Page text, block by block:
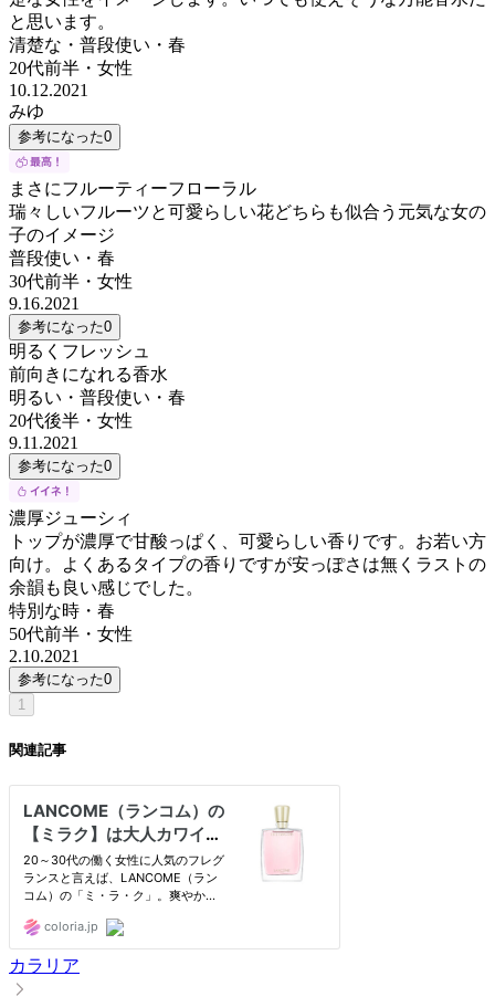
と思います。
清楚な・普段使い・春
20代前半 ・ 女性
10.12.2021
みゆ
参考になった0
まさにフルーティーフローラル
瑞々しいフルーツと可愛らしい花どちらも似合う元気な女の
子のイメージ
普段使い・春
30代前半 ・ 女性
9.16.2021
参考になった0
明るくフレッシュ
前向きになれる香水
明るい・普段使い・春
20代後半 ・ 女性
9.11.2021
参考になった0
濃厚ジューシィ
トップが濃厚で甘酸っぱく、可愛らしい香りです。お若い方
向け。よくあるタイプの香りですが安っぽさは無くラストの
余韻も良い感じでした。
特別な時・春
50代前半 ・ 女性
2.10.2021
参考になった0
1
関連記事
カラリア